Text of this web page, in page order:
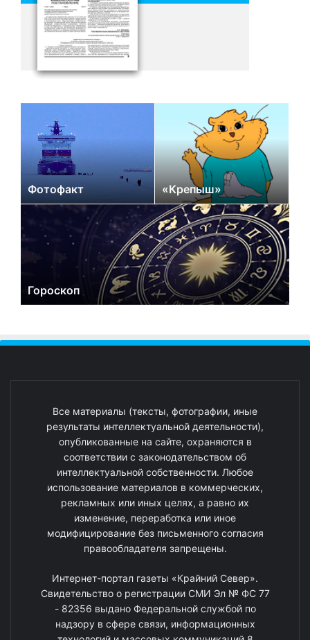
Фотофакт «Крепыш»
Гороскоп
Все материалы (тексты, фотографии, иные
результаты интеллектуальной деятельности),
опубликованные на сайте, охраняются в
соответствии с законодательством об
интеллектуальной собственности. Любое
использование материалов в коммерческих,
рекламных или иных целях, а равно их
изменение, переработка или иное
модифицирование без письменного согласия
правообладателя запрещены.
Интернет-портал газеты «Крайний Север».
Свидетельство о регистрации СМИ Эл № ФС 77
- 82356 выдано Федеральной службой по
надзору в сфере связи, информационных